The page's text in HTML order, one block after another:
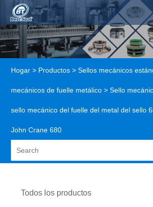
Hogar > Productos >Sellos mecánicos
mecánicos de fuelle metálico > Sello
sello mecánico del fuelle del metal del sello
John Crane 680
Todos los productos